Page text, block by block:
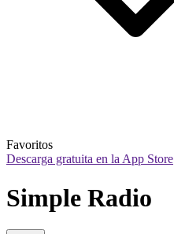
Favoritos
Descarga gratuita en la App Store
Simple Radio